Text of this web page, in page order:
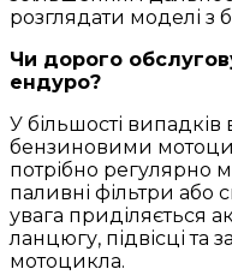
розглядати моделі
Чи дорого
ендуро?
У більшості
бензиновими
потрібно регулярно
паливні фільтри або
увага приділяється
ланцюгу, підвісці та
мотоцикла.